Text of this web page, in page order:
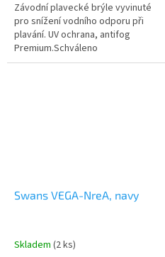
Závodní plavecké brýle vyvinuté
pro snížení vodního odporu při
plavání. UV ochrana, antifog
Premium.Schváleno
mezinárodní plaveckou federací
Swans VEGA-NreA, navy
Skladem (2 ks)